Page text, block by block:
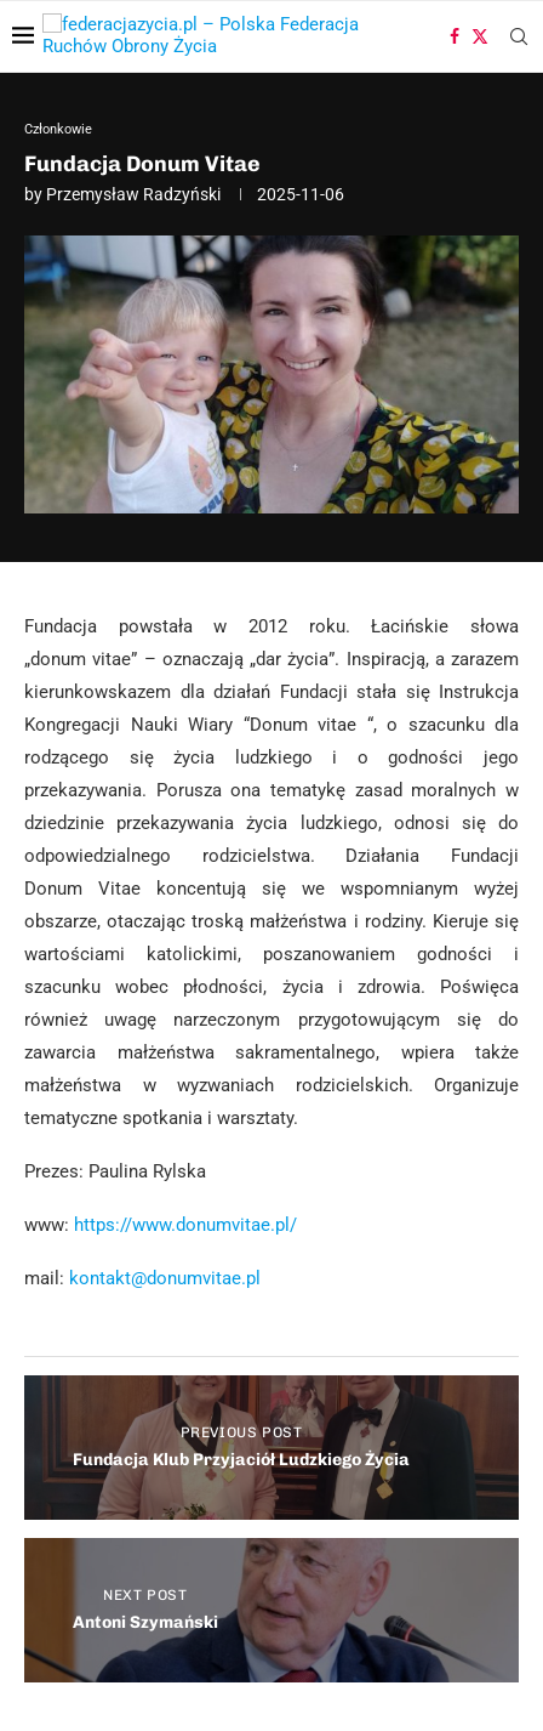
Członkowie
Fundacja Donum Vitae
by Przemysław Radzyński 2025-11-06
Fundacja powstała w 2012 roku. Łacińskie słowa
„donum vitae” – oznaczają „dar życia”. Inspiracją, a zarazem
kierunkowskazem dla działań Fundacji stała się Instrukcja
Kongregacji Nauki Wiary “Donum vitae “, o szacunku dla
rodzącego się życia ludzkiego i o godności jego
przekazywania. Porusza ona tematykę zasad moralnych w
dziedzinie przekazywania życia ludzkiego, odnosi się do
odpowiedzialnego rodzicielstwa. Działania Fundacji
Donum Vitae koncentują się we wspomnianym wyżej
obszarze, otaczając troską małżeństwa i rodziny. Kieruje się
wartościami katolickimi, poszanowaniem godności i
szacunku wobec płodności, życia i zdrowia. Poświęca
również uwagę narzeczonym przygotowującym się do
zawarcia małżeństwa sakramentalnego, wpiera także
małżeństwa w wyzwaniach rodzicielskich. Organizuje
tematyczne spotkania i warsztaty.
Prezes: Paulina Rylska
www: https://www.donumvitae.pl/
mail: kontakt@donumvitae.pl
PREVIOUS POST
Fundacja Klub Przyjaciół Ludzkiego Życia
NEXT POST
Antoni Szymański